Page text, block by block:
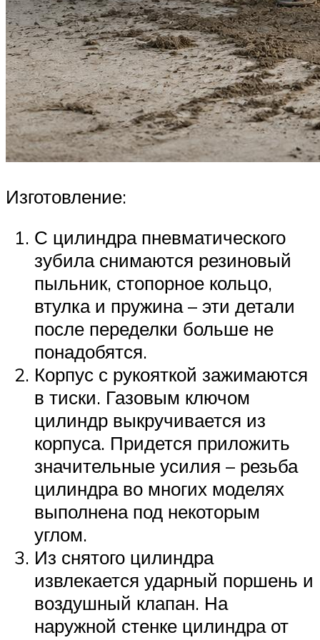
Изготовление:
С цилиндра пневматического
зубила снимаются резиновый
пыльник, стопорное кольцо,
втулка и пружина – эти детали
после переделки больше не
понадобятся.
Корпус с рукояткой зажимаются
в тиски. Газовым ключом
цилиндр выкручивается из
корпуса. Придется приложить
значительные усилия – резьба
цилиндра во многих моделях
выполнена под некоторым
углом.
Из снятого цилиндра
извлекается ударный поршень и
воздушный клапан. На
наружной стенке цилиндра от